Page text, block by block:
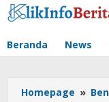
Lewati
ke
Beranda News
Homepage »